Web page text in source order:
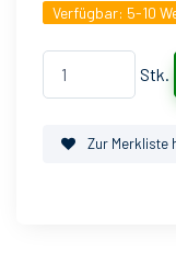
Verfügbar: 5-10
Stk.
Zur Merkliste